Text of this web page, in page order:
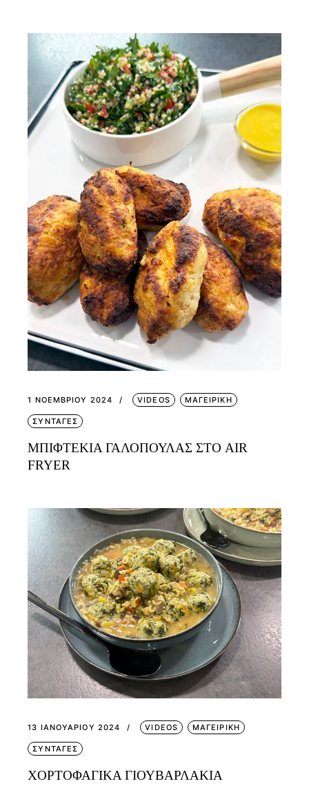
1 ΝΟΕΜΒΡΊΟΥ 2024 VIDEOS ΜΑΓΕΙΡΙΚΗ
ΣΥΝΤΑΓΕΣ
ΜΠΙΦΤΕΚΙΑ ΓΑΛΟΠΟΥΛΑΣ ΣΤΟ AIR
FRYER
13 ΙΑΝΟΥΑΡΊΟΥ 2024 VIDEOS ΜΑΓΕΙΡΙΚΗ
ΣΥΝΤΑΓΕΣ
ΧΟΡΤΟΦΑΓΙΚΑ ΓΙΟΥΒΑΡΛΑΚΙΑ